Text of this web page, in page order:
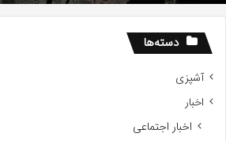
دسته‌ها
آشپزی
اخبار
اخبار اجتماعی